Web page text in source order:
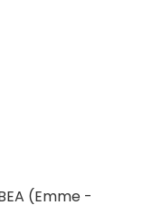
(Emme -